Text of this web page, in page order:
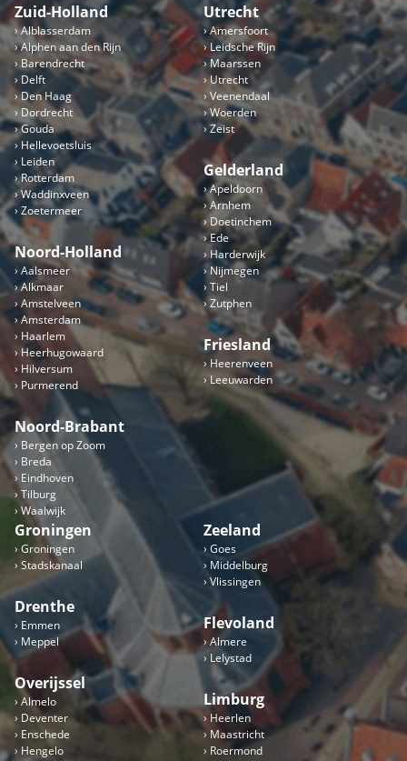
Zuid-Holland
Alblasserdam
Alphen aan den Rijn
Barendrecht
Delft
Den Haag
Dordrecht
Gouda
Hellevoetsluis
Leiden
Rotterdam
Waddinxveen
Zoetermeer
Noord-Holland
Aalsmeer
Alkmaar
Amstelveen
Amsterdam
Haarlem
Heerhugowaard
Hilversum
Purmerend
Noord-Brabant
Bergen op Zoom
Breda
Eindhoven
Tilburg
Waalwijk
Utrecht
Amersfoort
Leidsche Rijn
Maarssen
Utrecht
Veenendaal
Woerden
Zeist
Gelderland
Apeldoorn
Arnhem
Doetinchem
Ede
Harderwijk
Nijmegen
Tiel
Zutphen
Friesland
Heerenveen
Leeuwarden
Groningen
Groningen
Stadskanaal
Drenthe
Emmen
Meppel
Overijssel
Almelo
Deventer
Enschede
Hengelo
Zeeland
Goes
Middelburg
Vlissingen
Flevoland
Almere
Lelystad
Limburg
Heerlen
Maastricht
Roermond